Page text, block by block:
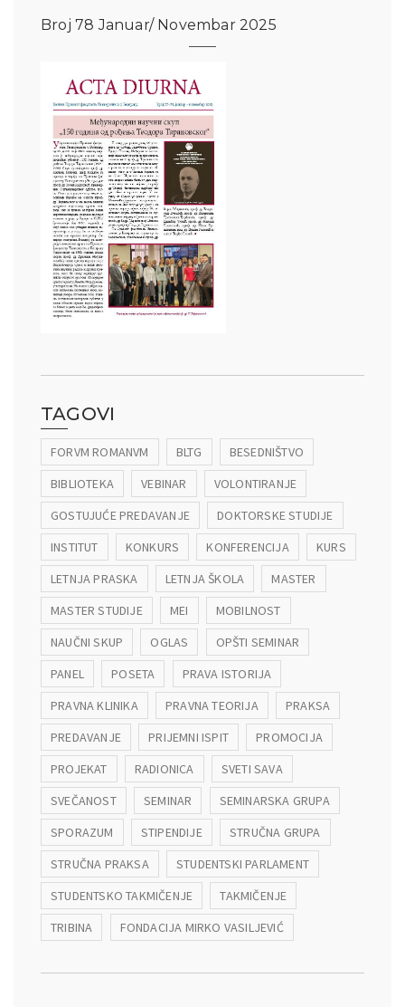
Broj 78 Januar/ Novembar 2025
TAGOVI
FORVM ROMANVM BLTG
BESEDNIŠTVO
BIBLIOTEKA
VEBINAR
VOLONTIRANJE
GOSTUJUĆE PREDAVANJE
DOKTORSKE STUDIJE
INSTITUT
KONKURS KONFERENCIJA
KURS
LETNJA PRASKA
LETNJA ŠKOLA
MASTER
MASTER STUDIJE
MEI
MOBILNOST
NAUČNI SKUP
OGLAS
OPŠTI SEMINAR
PANEL
POSETA
PRAVA ISTORIJA
PRAVNA KLINIKA
PRAVNA TEORIJA
PRAKSA
PREDAVANJE
PRIJEMNI ISPIT
PROMOCIJA
PROJEKAT
RADIONICA
SVETI SAVA
SVEČANOST
SEMINAR
SEMINARSKA GRUPA
SPORAZUM
STIPENDIJE
STRUČNA GRUPA
STRUČNA PRAKSA
STUDENTSKI PARLAMENT
STUDENTSKO TAKMIČENJE
TAKMIČENJE
TRIBINA
FONDACIJA MIRKO VASILJEVIĆ